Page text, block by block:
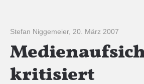
Stefan Niggemeier, 20. März 2007
kritisiert